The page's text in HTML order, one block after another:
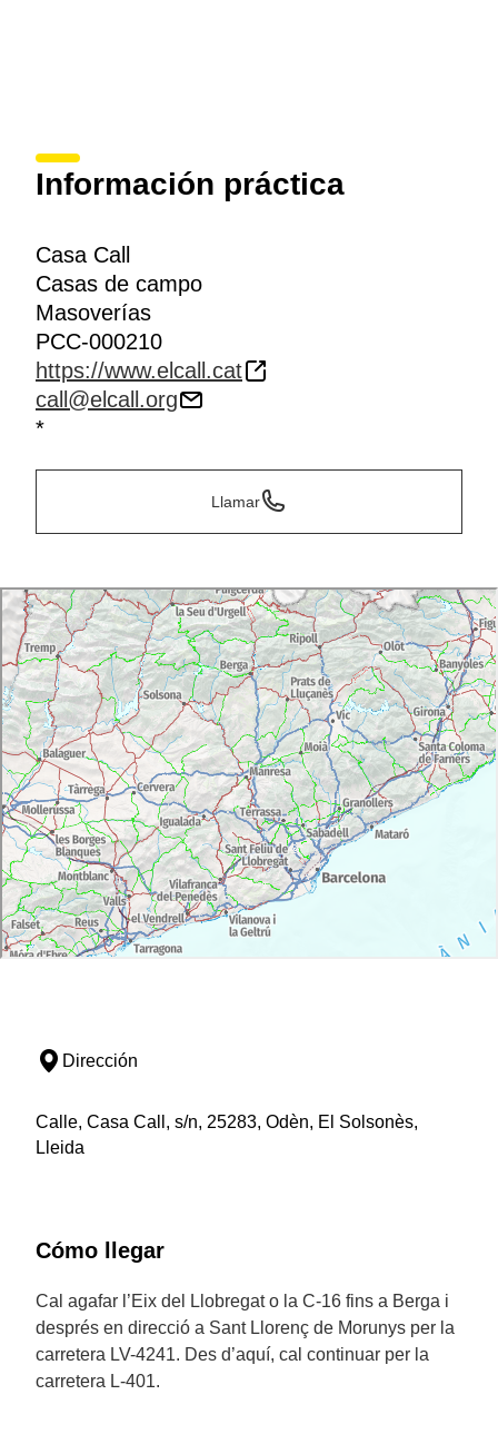
Información práctica
Casa Call
Casas de campo
Masoverías
PCC-000210
https://www.elcall.cat
call@elcall.org
*
Llamar
Dirección
Calle, Casa Call, s/n, 25283, Odèn, El Solsonès,
Lleida
Cómo llegar
Cal agafar l’Eix del Llobregat o la C-16 fins a Berga i
després en direcció a Sant Llorenç de Morunys per la
carretera LV-4241. Des d’aquí, cal continuar per la
carretera L-401.